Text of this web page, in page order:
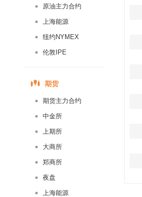
原油主力合约
上海能源
纽约NYMEX
伦敦IPE
期货
期货主力合约
中金所
上期所
大商所
郑商所
夜盘
上海能源